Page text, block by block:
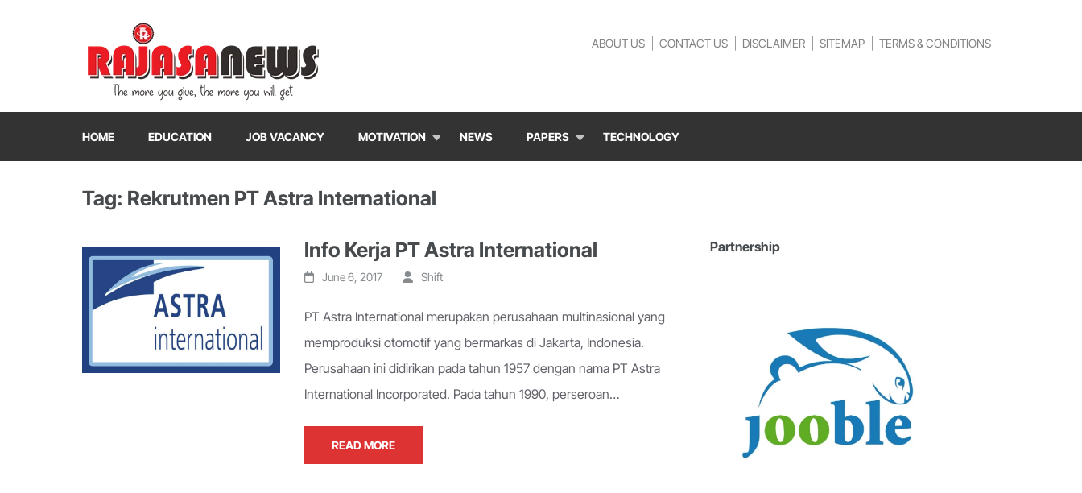
RajasaNews
"The more you give, the more you will get"
ABOUT US CONTACT US DISCLAIMER SITEMAP TERMS & CONDITIONS
HOME EDUCATION JOB VACANCY MOTIVATION NEWS PAPERS TECHNOLOGY
Tag: Rekrutmen PT Astra International
Info Kerja PT Astra International
June 6, 2017 Shift
PT Astra International merupakan perusahaan multinasional yang
memproduksi otomotif yang bermarkas di Jakarta, Indonesia.
Perusahaan ini didirikan pada tahun 1957 dengan nama PT Astra
International Incorporated. Pada tahun 1990, perseroan…
READ MORE
Partnership